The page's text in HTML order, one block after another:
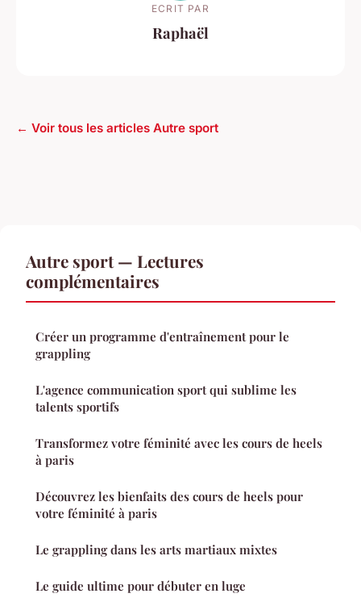
ECRIT PAR
Raphaël
← Voir tous les articles Autre sport
Autre sport — Lectures
complémentaires
Créer un programme d'entraînement pour le
grappling
L'agence communication sport qui sublime les
talents sportifs
Transformez votre féminité avec les cours de heels
à paris
Découvrez les bienfaits des cours de heels pour
votre féminité à paris
Le grappling dans les arts martiaux mixtes
Le guide ultime pour débuter en luge